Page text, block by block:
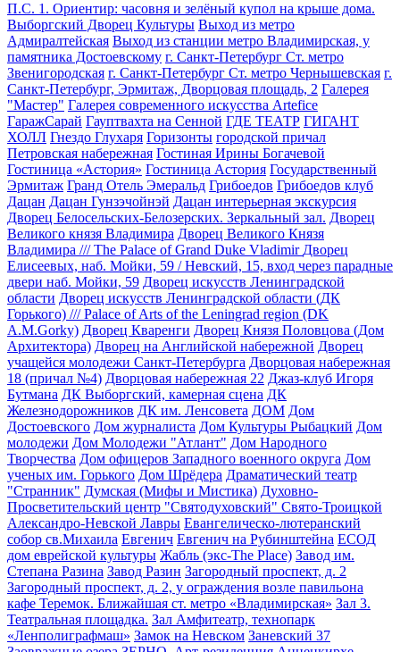
П.С. 1. Ориентир: часовня и зелёный купол на крыше дома.
Выборгский Дворец Культуры Выход из метро
Адмиралтейская Выход из станции метро Владимирская, у
памятника Достоевскому г. Санкт-Петербург Ст. метро
Звенигородская г. Санкт-Петербург Ст. метро Чернышевская г.
Санкт-Петербург, Эрмитаж, Дворцовая площадь, 2 Галерея
"Мастер" Галерея современного искусства Artefice
ГаражСарай Гауптвахта на Сенной ГДЕ ТЕАТР ГИГАНТ
ХОЛЛ Гнездо Глухаря Горизонты городской причал
Петровская набережная Гостиная Ирины Богачевой
Гостиница «Астория» Гостиница Астория Государственный
Эрмитаж Гранд Отель Эмеральд Грибоедов Грибоедов клуб
Дацан Дацан Гунзэчойнэй Дацан интерьерная экскурсия
Дворец Белосельских-Белозерских. Зеркальный зал. Дворец
Великого князя Владимира Дворец Великого Князя
Владимира /// The Palace of Grand Duke Vladimir Дворец
Елисеевых, наб. Мойки, 59 / Невский, 15, вход через парадные
двери наб. Мойки, 59 Дворец искусств Ленинградской
области Дворец искусств Ленинградской области (ДК
Горького) /// Palace of Arts of the Leningrad region (DK
A.M.Gorky) Дворец Кваренги Дворец Князя Половцова (Дом
Архитектора) Дворец на Английской набережной Дворец
учащейся молодежи Санкт-Петербурга Дворцовая набережная
18 (причал №4) Дворцовая набережная 22 Джаз-клуб Игоря
Бутмана ДК Выборгский, камерная сцена ДК
Железнодорожников ДК им. Ленсовета ДОМ Дом
Достоевского Дом журналиста Дом Культуры Рыбацкий Дом
молодежи Дом Молодежи "Атлант" Дом Народного
Творчества Дом офицеров Западного военного округа Дом
ученых им. Горького Дом Шрёдера Драматический театр
"Странник" Думская (Мифы и Мистика) Духовно-
Просветительский центр "Святодуховский" Свято-Троицкой
Александро-Невской Лавры Евангелическо-лютеранский
собор св.Михаила Евгенич Евгенич на Рубинштейна ЕСОД
дом еврейской культуры Жабль (экс-The Place) Завод им.
Степана Разина Завод Разин Загородный проспект, д. 2
Загородный проспект, д. 2, у ограждения возле павильона
кафе Теремок. Ближайшая ст. метро «Владимирская» Зал 3.
Театральная площадка. Зал Амфитеатр, технопарк
«Ленполиграфмаш» Замок на Невском Заневский 37